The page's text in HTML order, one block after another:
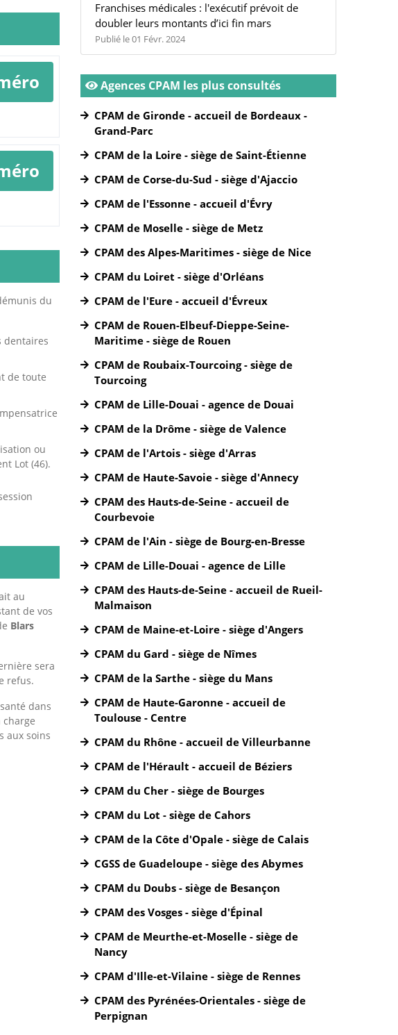
du
dentaires
de toute
ou
Lot (46).
au
de vos
Blars
sera
refus.
dans
aux soins
Franchises médicales : l'exécutif prévoit de
doubler leurs montants d’ici fin mars
Publié le 01 Févr. 2024
Agences CPAM les plus consultés
CPAM de Gironde - accueil de Bordeaux -
Grand-Parc
CPAM de la Loire - siège de Saint-Étienne
CPAM de Corse-du-Sud - siège d'Ajaccio
CPAM de l'Essonne - accueil d'Évry
CPAM de Moselle - siège de Metz
CPAM des Alpes-Maritimes - siège de Nice
CPAM du Loiret - siège d'Orléans
CPAM de l'Eure - accueil d'Évreux
CPAM de Rouen-Elbeuf-Dieppe-Seine-
Maritime - siège de Rouen
CPAM de Roubaix-Tourcoing - siège de
Tourcoing
CPAM de Lille-Douai - agence de Douai
CPAM de la Drôme - siège de Valence
CPAM de l'Artois - siège d'Arras
CPAM de Haute-Savoie - siège d'Annecy
CPAM des Hauts-de-Seine - accueil de
Courbevoie
CPAM de l'Ain - siège de Bourg-en-Bresse
CPAM de Lille-Douai - agence de Lille
CPAM des Hauts-de-Seine - accueil de Rueil-
Malmaison
CPAM de Maine-et-Loire - siège d'Angers
CPAM du Gard - siège de Nîmes
CPAM de la Sarthe - siège du Mans
CPAM de Haute-Garonne - accueil de
Toulouse - Centre
CPAM du Rhône - accueil de Villeurbanne
CPAM de l'Hérault - accueil de Béziers
CPAM du Cher - siège de Bourges
CPAM du Lot - siège de Cahors
CPAM de la Côte d'Opale - siège de Calais
CGSS de Guadeloupe - siège des Abymes
CPAM du Doubs - siège de Besançon
CPAM des Vosges - siège d'Épinal
CPAM de Meurthe-et-Moselle - siège de
Nancy
CPAM d'Ille-et-Vilaine - siège de Rennes
CPAM des Pyrénées-Orientales - siège de
Perpignan